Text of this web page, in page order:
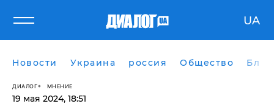
UA
Новости Украина россия Общество
ДИАЛОГ МНЕНИЕ
19 мая 2024, 18:51